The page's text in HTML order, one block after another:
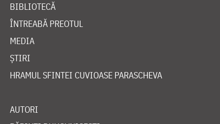
BIBLIOTECĂ
ÎNTREABĂ PREOTUL
MEDIA
ȘTIRI
HRAMUL SFINTEI CUVIOASE PARASCHEVA
AUTORI